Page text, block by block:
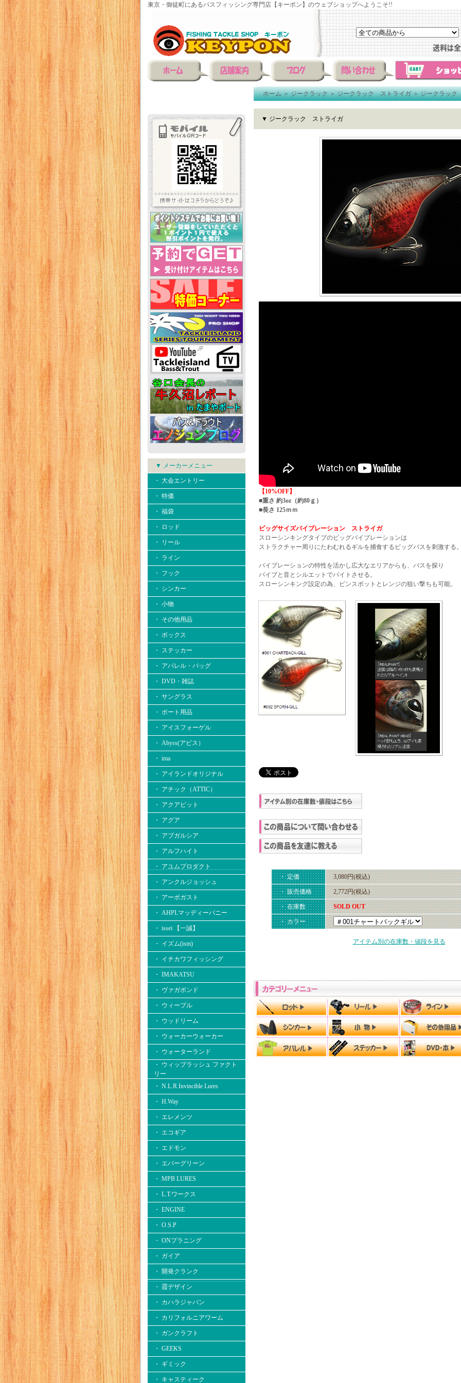
東京・御徒町にあるバスフィッシング専門店【キーポン】のウェブショップへようこそ!!
▼ メーカーメニュー
・ 大会エントリー
・ 特価
・ 福袋
・ ロッド
・ リール
・ ライン
・ フック
・ シンカー
・ 小物
・ その他用品
・ ボックス
・ ステッカー
・ アパレル・バッグ
・ DVD・雑誌
・ サングラス
・ ボート用品
・ アイスフォーゲル
・ Abyss(アビス）
・ ima
・ アイランドオリジナル
・ アチック（ATTIC）
・ アクアビット
・ アグア
・ アブガルシア
・ アルフハイト
・ アユムプロダクト
・ アンクルジョッシュ
・ アーボガスト
・ AHPLマッディーバニー
・ issei 【一誠】
・ イズム(ism)
・ イチカワフィッシング
・ IMAKATSU
・ ヴァガボンド
・ ウィーブル
・ ウッドリーム
・ ウォーカーウォーカー
・ ウォーターランド
・ ウィップラッシュ ファクト
リー
・ N.L.R Invincible Lures
・ H.Way
・ エレメンツ
・ エコギア
・ エドモン
・ エバーグリーン
・ MPB LURES
・ L.T.ワークス
・ ENGINE
・ O.S.P
・ ONプラニング
・ ガイア
・ 開発クランク
・ 霞デザイン
・ カハラジャパン
・ カリフォルニアワーム
・ ガンクラフト
・ GEEKS
・ ギミック
・ キャスティーク
ホーム＞ジークラック＞ジークラック ストライガ＞ジークラッ
▼ ジークラック ストライガ
【10%OFF】
■重さ 約3oz（約80ｇ）
■長さ 125ｍｍ
ビッグサイズバイブレーション ストライガ
スローシンキングタイプのビッグバイブレーションは
ストラクチャー周りにたわむれるギルを捕食するビッグバスを刺激する
バイブレーションの特性を活かし広大なエリアからも、バスを探り
バイブと音とシルエットでバイトさせる。
スローシンキング設定の為、ピンスポットとレンジの狙い撃ちも可能。
・ 定価 3,080円(税込)
・ 販売価格 2,772円(税込)
・ 在庫数 SOLD OUT
・ カラー
アイテム別の在庫数・値段を見る